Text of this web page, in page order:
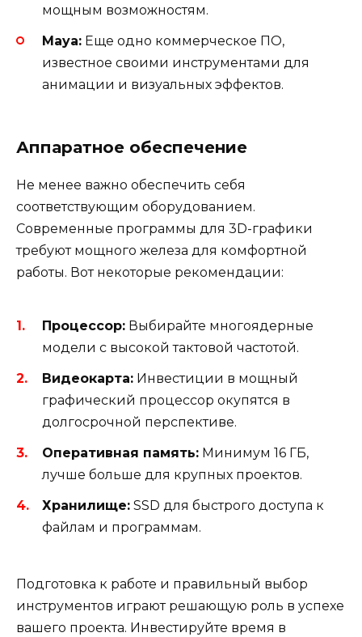
мощным возможностям.
Maya: Еще одно коммерческое ПО,
известное своими инструментами для
анимации и визуальных эффектов.
Аппаратное обеспечение
Не менее важно обеспечить себя
соответствующим оборудованием.
Современные программы для 3D-графики
требуют мощного железа для комфортной
работы. Вот некоторые рекомендации:
Процессор: Выбирайте многоядерные
модели с высокой тактовой частотой.
Видеокарта: Инвестиции в мощный
графический процессор окупятся в
долгосрочной перспективе.
Оперативная память: Минимум 16 ГБ,
лучше больше для крупных проектов.
Хранилище: SSD для быстрого доступа к
файлам и программам.
Подготовка к работе и правильный выбор
инструментов играют решающую роль в успехе
вашего проекта. Инвестируйте время в